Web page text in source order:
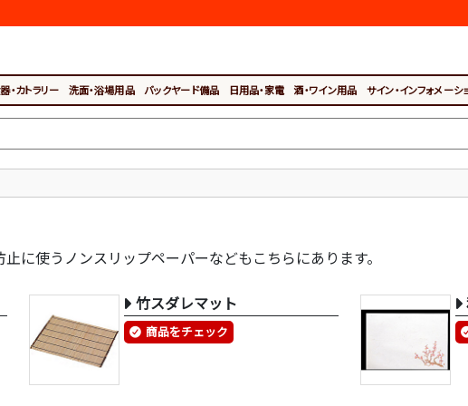
・カトラリー 洗面・浴場用品 バックヤード備品 日用品・家電 酒・ワイン用品 サイン・インフォメーシ
に使うノンスリップペーパーなどもこちらにあります。
竹スダレマット
商品をチェック